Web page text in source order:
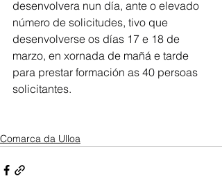
desenvolvera nun día, ante o elevado
número de solicitudes, tivo que
desenvolverse os días 17 e 18 de
marzo, en xornada de mañá e tarde
para prestar formación as 40 persoas
solicitantes.
Comarca da Ulloa